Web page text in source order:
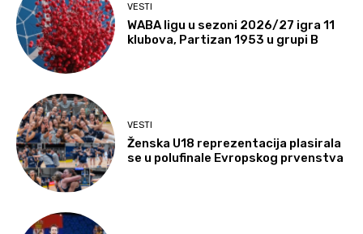
VESTI
WABA ligu u sezoni 2026/27 igra 11
klubova, Partizan 1953 u grupi B
VESTI
Ženska U18 reprezentacija plasirala
se u polufinale Evropskog prvenstva